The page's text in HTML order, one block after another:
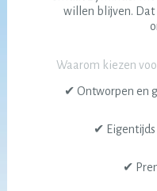
willen blijven. Dat
Waarom kiezen
✔ Ontworpen en
✔ Eigentijds
✔